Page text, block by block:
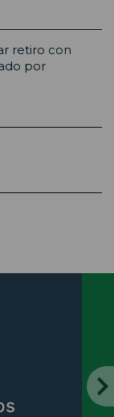
retiro con
por